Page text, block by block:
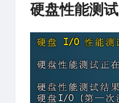
硬盘性能测试